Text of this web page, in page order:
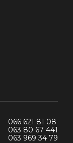
066 621 81 08
063 80 67 441
063 969 34 79